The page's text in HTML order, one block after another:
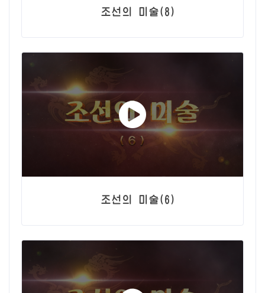
조선의 미술(8)
조선의 미술(6)